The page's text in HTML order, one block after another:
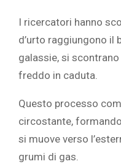
I ricercatori hanno
d’urto raggiungono il
galassie, si
freddo in caduta.
Questo processo
circostante,
si muove verso
grumi di gas.